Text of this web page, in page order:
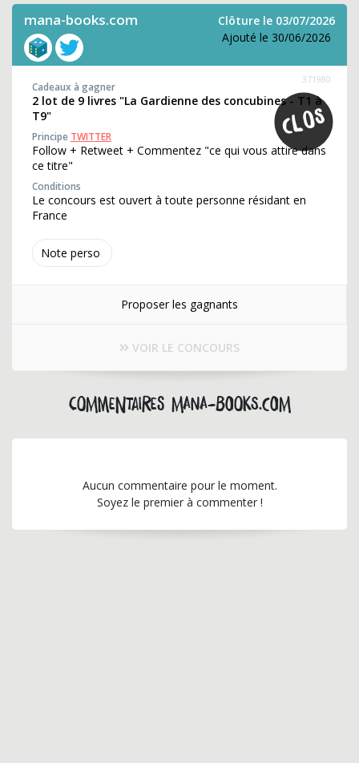
mana-books.com
Clôture le 03/07/2026
Ajouté le 30/06/2026
Note perso
371980
Cadeaux à gagner
2 lot de 9 livres "La Gardienne des concubines - T1 à
T9"
Principe TWITTER
Follow + Retweet + Commentez "ce qui vous attire dans
ce titre"
Conditions
Le concours est ouvert à toute personne résidant en
France
Proposer les gagnants
VOIR LE CONCOURS
Commentaires mana-books.com
Aucun commentaire pour le moment.
Soyez le premier à commenter !